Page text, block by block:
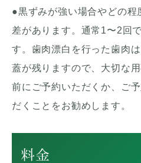
●黒ずみが強い場合やどの程
差があります。通常1〜2回
す。歯肉漂白を行った歯肉
蓋が残りますので、大切な
前にご予約いただくか、ご
だくことをお勧めします。
料金